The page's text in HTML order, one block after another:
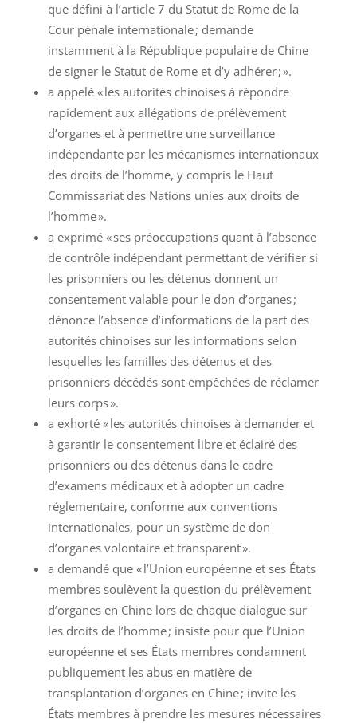
que défini à l’article 7 du Statut de Rome de la
Cour pénale internationale ; demande
instamment à la République populaire de Chine
de signer le Statut de Rome et d’y adhérer ; ».
a appelé « les autorités chinoises à répondre
rapidement aux allégations de prélèvement
d’organes et à permettre une surveillance
indépendante par les mécanismes internationaux
des droits de l’homme, y compris le Haut
Commissariat des Nations unies aux droits de
l’homme ».
a exprimé « ses préoccupations quant à l’absence
de contrôle indépendant permettant de vérifier si
les prisonniers ou les détenus donnent un
consentement valable pour le don d’organes ;
dénonce l’absence d’informations de la part des
autorités chinoises sur les informations selon
lesquelles les familles des détenus et des
prisonniers décédés sont empêchées de réclamer
leurs corps ».
a exhorté « les autorités chinoises à demander et
à garantir le consentement libre et éclairé des
prisonniers ou des détenus dans le cadre
d’examens médicaux et à adopter un cadre
réglementaire, conforme aux conventions
internationales, pour un système de don
d’organes volontaire et transparent ».
a demandé que « l’Union européenne et ses États
membres soulèvent la question du prélèvement
d’organes en Chine lors de chaque dialogue sur
les droits de l’homme ; insiste pour que l’Union
européenne et ses États membres condamnent
publiquement les abus en matière de
transplantation d’organes en Chine ; invite les
États membres à prendre les mesures nécessaires